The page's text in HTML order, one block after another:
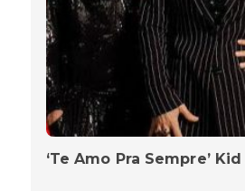
‘Te Amo Pra Sempre’